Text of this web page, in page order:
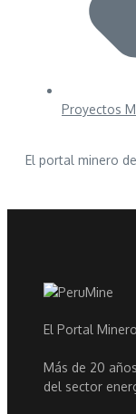
Proyectos
El portal minero
El Portal
Más de 20
del sector